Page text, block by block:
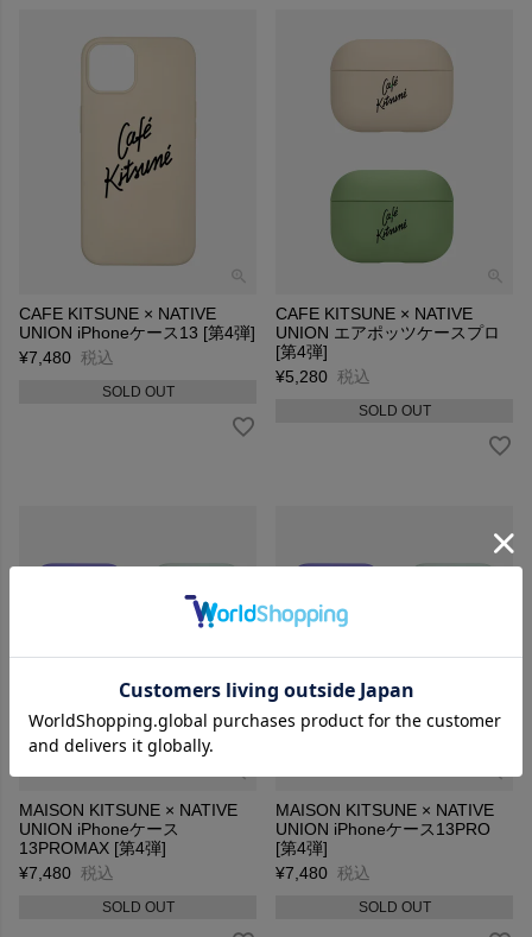
CAFE KITSUNE × NATIVE
UNION iPhoneケース13 [第4弾]
¥7,480 税込
SOLD OUT
CAFE KITSUNE × NATIVE
UNION エアポッツケースプロ
[第4弾]
¥5,280 税込
SOLD OUT
MAISON KITSUNE × NATIVE
UNION iPhoneケース
13PROMAX [第4弾]
¥7,480 税込
SOLD OUT
MAISON KITSUNE × NATIVE
UNION iPhoneケース13PRO
[第4弾]
¥7,480 税込
SOLD OUT